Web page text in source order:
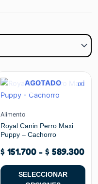
AGOTADO
Alimento
Royal Canin Perro Maxi
Puppy – Cachorro
$ 151.700 - $ 589.300
de
SELECCIONAR
Este
tiene
múltiples
variantes.
Las
opciones
se
pueden